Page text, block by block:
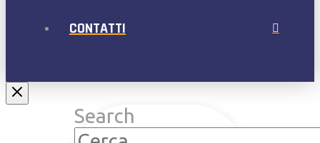
CONTATTI
Search